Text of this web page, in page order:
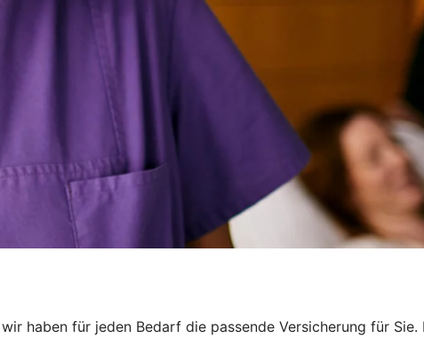
haben für jeden Bedarf die passende Versicherung für